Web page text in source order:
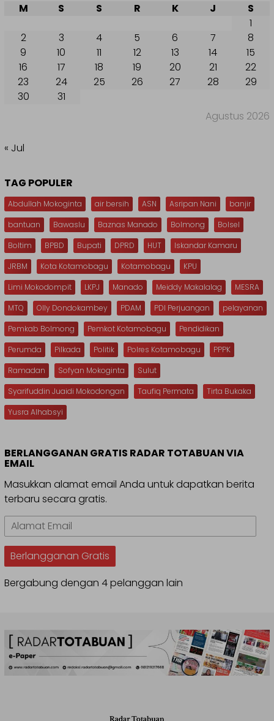
Agustus 2026
M S S R K J
S
1
2
3 4 5 6 7
8
9
10 11 12 13 14
15
16
17 18 19 20 21
22
23
24 25 26 27 28
29
30
31
« Jul
TAG POPULER
Abdullah Mokoginta air bersih ASN Asripan Nani
banjir
bantuan
Bawaslu Baznas Manado Bolmong
Bolsel
Boltim
BPBD Bupati DPRD HUT
Iskandar Kamaru
JRBM
Kota Kotamobagu Kotamobagu
KPU
Limi Mokodompit
LKPJ Manado Meiddy Makalalag
MESRA
MTQ
Olly Dondokambey PDAM PDI Perjuangan
pelayanan
Pemkab Bolmong
Pemkot Kotamobagu
Pendidikan
Perumda
Pilkada Politik Polres Kotamobagu
PPPK
Ramadan
Sofyan Mokoginta
Sulut
Syarifuddin Juaidi Mokodongan
Taufiq Permata
Tirta Bukaka
Yusra Alhabsyi
BERLANGGANAN GRATIS RADAR TOTABUAN VIA
EMAIL
Masukkan alamat email Anda untuk dapatkan berita
terbaru secara gratis.
Alamat
Email
Berlangganan Gratis
Bergabung dengan 4 pelanggan lain